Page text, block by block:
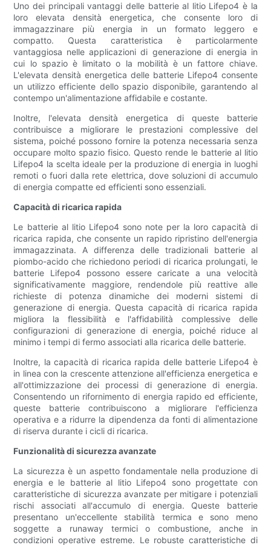
Uno dei principali vantaggi delle batterie al litio Lifepo4 è la
loro elevata densità energetica, che consente loro di
immagazzinare più energia in un formato leggero e
compatto. Questa caratteristica è particolarmente
vantaggiosa nelle applicazioni di generazione di energia in
cui lo spazio è limitato o la mobilità è un fattore chiave.
L'elevata densità energetica delle batterie Lifepo4 consente
un utilizzo efficiente dello spazio disponibile, garantendo al
contempo un'alimentazione affidabile e costante.
Inoltre, l'elevata densità energetica di queste batterie
contribuisce a migliorare le prestazioni complessive del
sistema, poiché possono fornire la potenza necessaria senza
occupare molto spazio fisico. Questo rende le batterie al litio
Lifepo4 la scelta ideale per la produzione di energia in luoghi
remoti o fuori dalla rete elettrica, dove soluzioni di accumulo
di energia compatte ed efficienti sono essenziali.
Capacità di ricarica rapida
Le batterie al litio Lifepo4 sono note per la loro capacità di
ricarica rapida, che consente un rapido ripristino dell'energia
immagazzinata. A differenza delle tradizionali batterie al
piombo-acido che richiedono periodi di ricarica prolungati, le
batterie Lifepo4 possono essere caricate a una velocità
significativamente maggiore, rendendole più reattive alle
richieste di potenza dinamiche dei moderni sistemi di
generazione di energia. Questa capacità di ricarica rapida
migliora la flessibilità e l'affidabilità complessive delle
configurazioni di generazione di energia, poiché riduce al
minimo i tempi di fermo associati alla ricarica delle batterie.
Inoltre, la capacità di ricarica rapida delle batterie Lifepo4 è
in linea con la crescente attenzione all'efficienza energetica e
all'ottimizzazione dei processi di generazione di energia.
Consentendo un rifornimento di energia rapido ed efficiente,
queste batterie contribuiscono a migliorare l'efficienza
operativa e a ridurre la dipendenza da fonti di alimentazione
di riserva durante i cicli di ricarica.
Funzionalità di sicurezza avanzate
La sicurezza è un aspetto fondamentale nella produzione di
energia e le batterie al litio Lifepo4 sono progettate con
caratteristiche di sicurezza avanzate per mitigare i potenziali
rischi associati all'accumulo di energia. Queste batterie
presentano un'eccellente stabilità termica e sono meno
soggette a runaway termici o combustione, anche in
condizioni operative estreme. Le robuste caratteristiche di